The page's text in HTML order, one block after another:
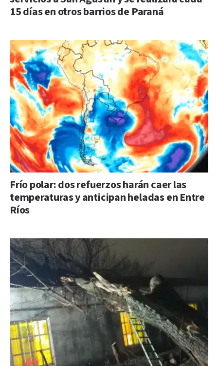
15 días en otros barrios de Paraná
Frío polar: dos refuerzos harán caer las
temperaturas y anticipan heladas en Entre
Ríos